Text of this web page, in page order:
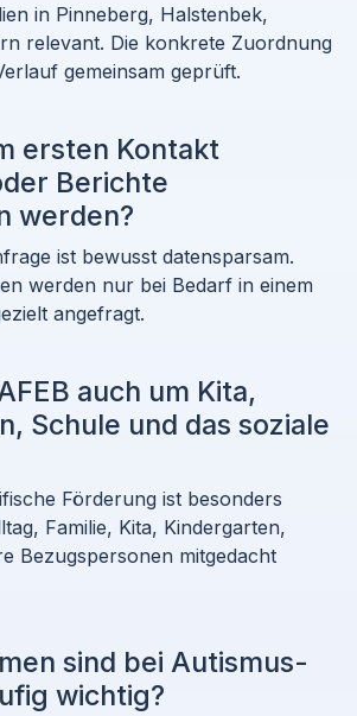
in Pinneberg, Halstenbek,
relevant. Die konkrete Zuordnung
gemeinsam geprüft.
ersten Kontakt
Berichte
werden?
ist bewusst datensparsam.
werden nur bei Bedarf in einem
angefragt.
auch um Kita,
Schule und das soziale
Förderung ist besonders
Familie, Kita, Kindergarten,
Bezugspersonen mitgedacht
sind bei Autismus-
wichtig?